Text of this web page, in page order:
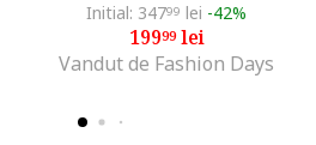
Initial: 34799 lei -42%
19999lei
Vandut de Fashion Days